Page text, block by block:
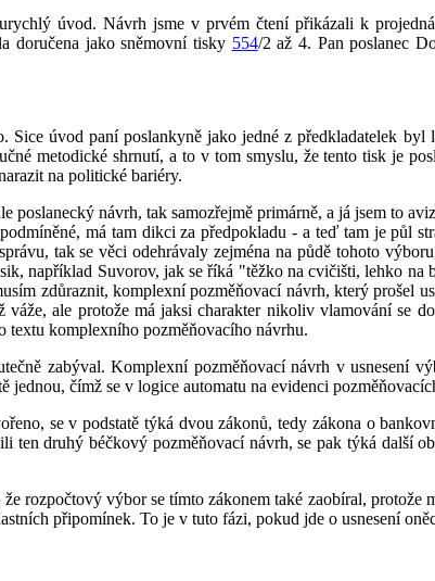
úvod. Návrh jsme v prvém čtení přikázali k
doručena jako sněmovní tisky 554/2 až 4. Pan poslanec
Sice úvod paní poslankyně jako jedné z předkladatelek
metodické shrnutí, a to v tom smyslu, že tento tisk je
na politické bariéry.
poslanecký návrh, tak samozřejmě primárně, a já jsem to
má tam dikci za předpokladu - a teď tam je
tak se věci odehrávaly zejména na půdě tohoto
například Suvorov, jak se říká "těžko na cvičišti, lehko
zdůraznit, komplexní pozměňovací návrh, který prošel
ale protože má jaksi charakter nikoliv vlamování se
textu komplexního pozměňovacího návrhu.
zabýval. Komplexní pozměňovací návrh v usnesení
jednou, čímž se v logice automatu na evidenci
se v podstatě týká dvou zákonů, tedy zákona o
ten druhý béčkový pozměňovací návrh, se pak týká další
rozpočtový výbor se tímto zákonem také zaobíral,
připomínek. To je v tuto fázi, pokud jde o usnesení